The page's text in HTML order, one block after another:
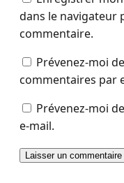
dans le navigateur
commentaire.
Prévenez-moi
commentaires par
Prévenez-moi
e-mail.